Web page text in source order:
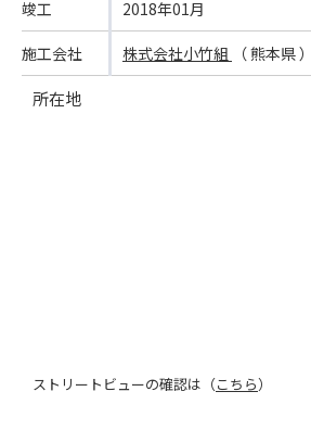
竣工 2018年01月
施工会社 株式会社小竹組 （ 熊本県 ）
所在地
ストリートビューの確認は（こちら）